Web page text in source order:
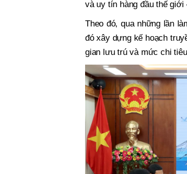
và uy tín hàng đầu thế
Theo đó, qua những lần
đó xây dựng kế hoạch
gian lưu trú và mức chi